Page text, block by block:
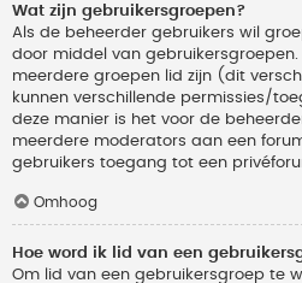
Wat zijn gebruikersgroepen?
Als de beheerder gebruikers wil
door middel van gebruikersgroepen.
meerdere groepen lid zijn (dit
kunnen verschillende permissies/
deze manier is het voor de
meerdere moderators aan een
gebruikers toegang tot een
Omhoog
Hoe word ik lid van een
Om lid van een gebruikersgroep te